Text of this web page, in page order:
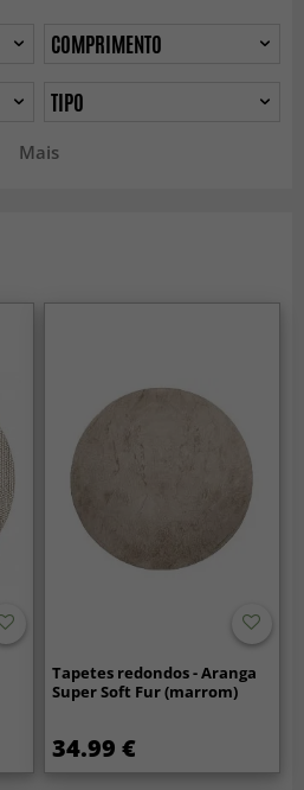
Mais
COMPRIMENTO
TIPO
Tapetes redondos - Aranga
Super Soft Fur (marrom)
34.99 €